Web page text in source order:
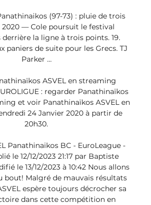
(97-73) : pluie de trois
2020 — Cole poursuit le festival
la ligne à trois points. 19.
paniers de suite pour les Grecs. TJ
Parker ...
ASVEL en streaming
: regarder Panathinaïkos
et voir Panathinaïkos ASVEL en
24 Janvier 2020 à partir de
20h30.
Panathinaikos BC - EuroLeague -
le 12/12/2023 21:17 par Baptiste
le 13/12/2023 à 10:42 Nous allons
bout! Malgré de mauvais résultats
espère toujours décrocher sa
dans cette compétition en